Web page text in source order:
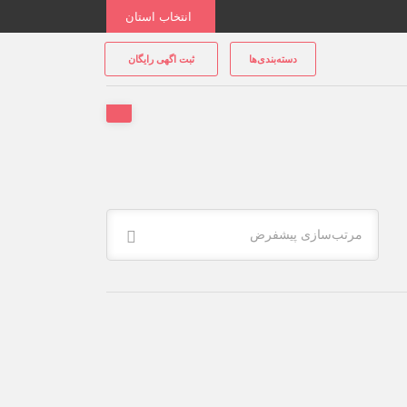
انتخاب استان
دسته‌بندی‌ها ثبت اگهی رایگان
مرتب‌سازی پیشفرض